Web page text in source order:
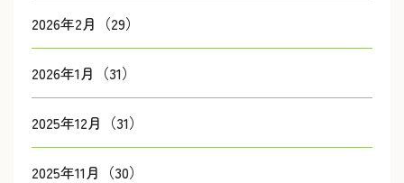
2026年2月（29）
2026年1月（31）
2025年12月（31）
2025年11月（30）